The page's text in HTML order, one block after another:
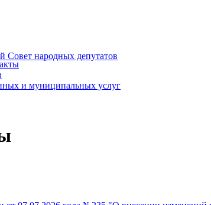
Совет народных депутатов
и муниципальных услуг